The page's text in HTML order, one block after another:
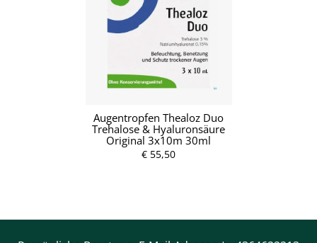
Augentropfen Thealoz Duo
Trehalose & Hyaluronsäure
Original 3x10m 30ml
€ 55,50